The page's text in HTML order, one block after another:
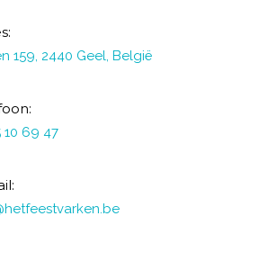
159, 2440 Geel, België
10 69 47